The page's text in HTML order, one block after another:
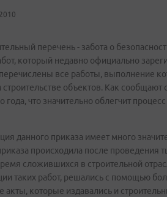
перечень - забота о
который недавно официально
все работы, выполнение
строительстве объектов. Как
года, что значительно облегчит
данного приказа имеет много
происходила после
сложившихся в строительной
таких работ, решались с помощью
акты, которые издавались и